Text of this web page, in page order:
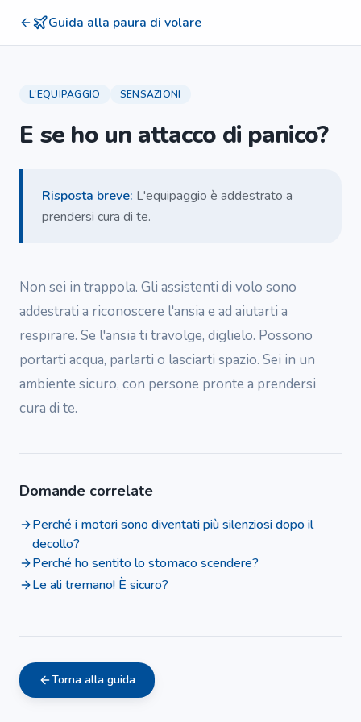
Guida alla paura di volare
L'EQUIPAGGIO SENSAZIONI
E se ho un attacco di panico?
Risposta breve: L'equipaggio è addestrato a
prendersi cura di te.
Non sei in trappola. Gli assistenti di volo sono
addestrati a riconoscere l'ansia e ad aiutarti a
respirare. Se l'ansia ti travolge, diglielo. Possono
portarti acqua, parlarti o lasciarti spazio. Sei in un
ambiente sicuro, con persone pronte a prendersi
cura di te.
Domande correlate
Perché i motori sono diventati più silenziosi dopo il
decollo?
Perché ho sentito lo stomaco scendere?
Le ali tremano! È sicuro?
Torna alla guida